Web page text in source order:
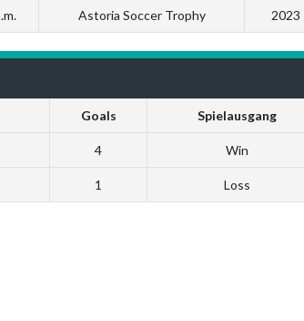
Astoria Soccer Trophy 2023
Goals Spielausgang
4 Win
1 Loss